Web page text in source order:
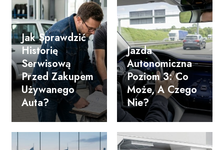
Jak Sprawdzić
Historię
Serwisową
Przed Zakupem
Używanego
Auta?
Jazda
Autonomiczna
Poziom 3: Co
Może, A Czego
Nie?